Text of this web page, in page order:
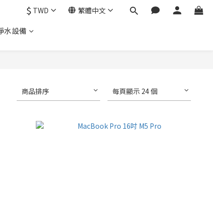
$ TWD 繁體中文
水設備
商品排序 每頁顯示 24 個